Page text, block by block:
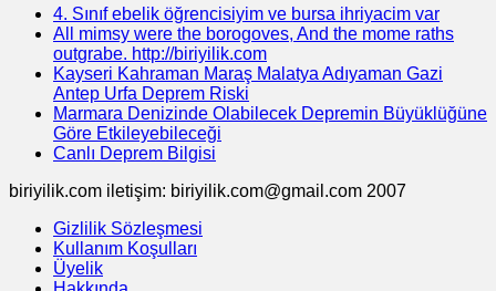
4. Sınıf ebelik öğrencisiyim ve bursa ihriyacim var
All mimsy were the borogoves, And the mome raths
outgrabe. http://biriyilik.com
Kayseri Kahraman Maraş Malatya Adıyaman Gazi
Antep Urfa Deprem Riski
Marmara Denizinde Olabilecek Depremin Büyüklüğüne
Göre Etkileyebileceği
Canlı Deprem Bilgisi
biriyilik.com iletişim: biriyilik.com@gmail.com 2007
Gizlilik Sözleşmesi
Kullanım Koşulları
Üyelik